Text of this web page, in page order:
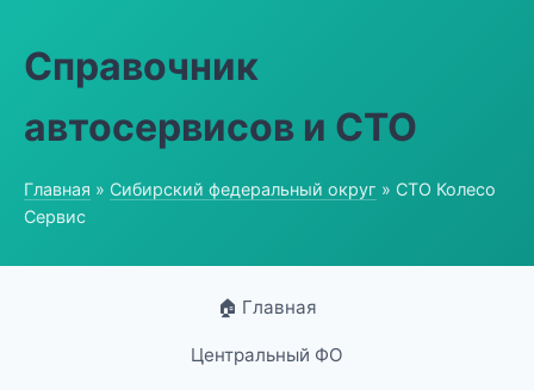
Справочник
автосервисов и СТО
Главная » Сибирский федеральный округ » СТО Колесо
Сервис
🏠 Главная
Центральный ФО